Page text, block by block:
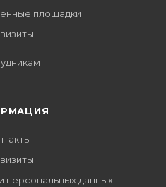
площадки
персональных данных